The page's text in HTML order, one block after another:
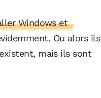
Windows et
Ou alors ils
mais ils sont